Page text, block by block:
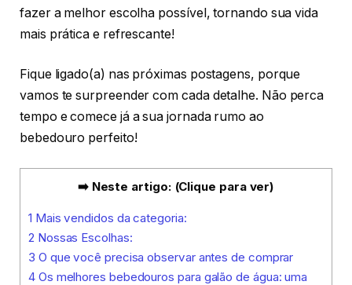
fazer a melhor escolha possível, tornando sua vida
mais prática e refrescante!
Fique ligado(a) nas próximas postagens, porque
vamos te surpreender com cada detalhe. Não perca
tempo e comece já a sua jornada rumo ao
bebedouro perfeito!
➡️ Neste artigo: (Clique para ver)
1 Mais vendidos da categoria:
2 Nossas Escolhas:
3 O que você precisa observar antes de comprar
4Os melhores bebedouros para galão de água: uma